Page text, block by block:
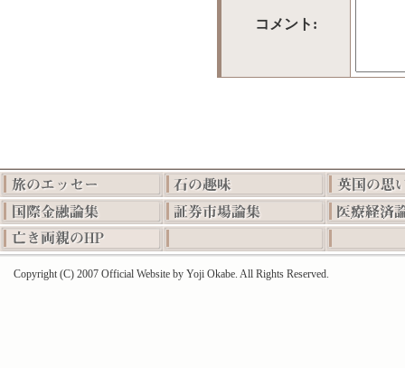
コメント:
Copyright (C) 2007 Official Website by Yoji Okabe. All Rights Reserved.